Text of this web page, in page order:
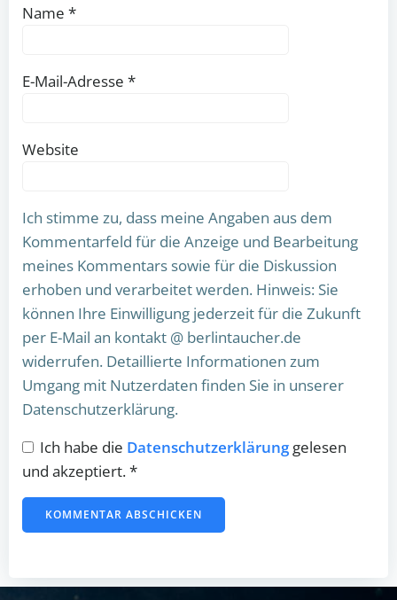
Name *
E-Mail-Adresse *
Website
Ich stimme zu, dass meine Angaben aus dem
Kommentarfeld für die Anzeige und Bearbeitung
meines Kommentars sowie für die Diskussion
erhoben und verarbeitet werden. Hinweis: Sie
können Ihre Einwilligung jederzeit für die Zukunft
per E-Mail an kontakt @ berlintaucher.de
widerrufen. Detaillierte Informationen zum
Umgang mit Nutzerdaten finden Sie in unserer
Datenschutzerklärung.
Ich habe die Datenschutzerklärunggelesen
und akzeptiert.*